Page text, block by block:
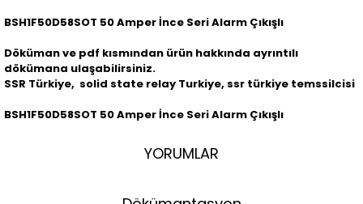
BSH1F50D58SOT 50 Amper İnce Seri Alarm Çıkışlı
Döküman ve pdf kısmından ürün hakkında ayrıntılı
dökümana ulaşabilirsiniz.
SSR Türkiye, solid state relay Turkiye, ssr türkiye temssilcisi
BSH1F50D58SOT 50 Amper İnce Seri Alarm Çıkışlı
YORUMLAR